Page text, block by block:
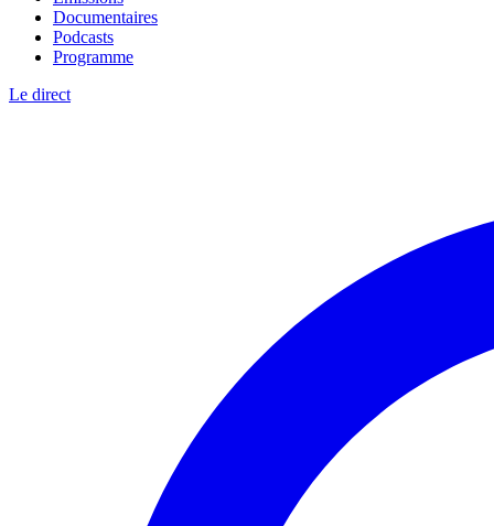
Documentaires
Podcasts
Programme
Le direct